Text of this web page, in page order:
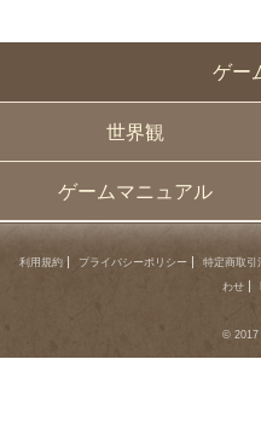
ゲー
世界観
ゲームマニュアル
利用規約 プライバシーポリシー 特定商取引
わせ
© 2017